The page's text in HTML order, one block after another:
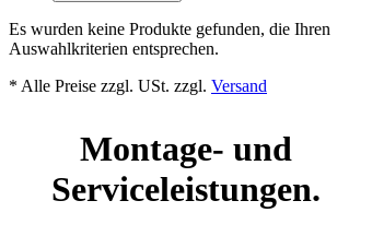
Es wurden keine Produkte gefunden, die Ihren
Auswahlkriterien entsprechen.
* Alle Preise zzgl. USt. zzgl. Versand
Montage- und
Serviceleistungen.